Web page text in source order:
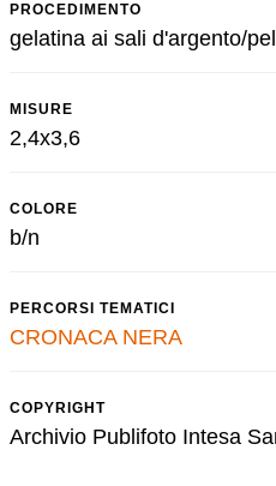
PROCEDIMENTO
gelatina ai sali d'argento/
MISURE
2,4x3,6
COLORE
b/n
PERCORSI TEMATICI
CRONACA NERA
COPYRIGHT
Archivio Publifoto Intesa